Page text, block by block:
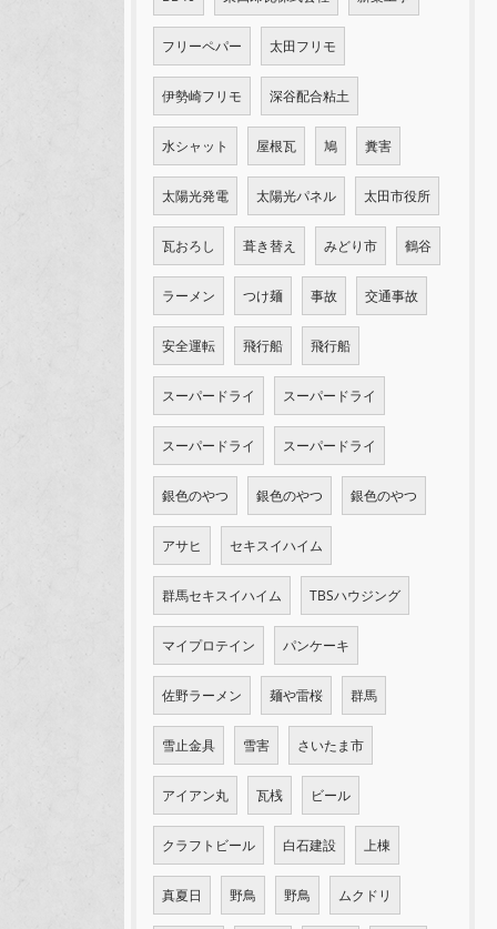
フリーペパー 太田フリモ
伊勢崎フリモ 深谷配合粘土
水シャット 屋根瓦 鳩 糞害
太陽光発電 太陽光パネル 太田市役所
瓦おろし 葺き替え みどり市 鶴谷
ラーメン つけ麺 事故 交通事故
安全運転 飛行船 飛行船
スーパードライ スーパードライ
スーパードライ スーパードライ
銀色のやつ 銀色のやつ 銀色のやつ
アサヒ セキスイハイム
群馬セキスイハイム TBSハウジング
マイプロテイン パンケーキ
佐野ラーメン 麺や雷桜 群馬
雪止金具 雪害 さいたま市
アイアン丸 瓦桟 ビール
クラフトビール 白石建設 上棟
真夏日 野鳥 野鳥 ムクドリ